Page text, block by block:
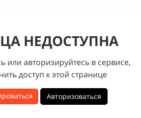
НЕДОСТУПНА
или авторизируйтесь в сервисе,
доступ к этой странице
Авторизоваться